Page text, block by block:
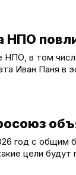
НПО
в том
Иван Паня в
год с общим
цели